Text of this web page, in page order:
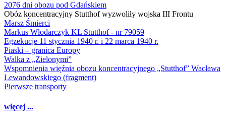
2076 dni obozu pod Gdańskiem
Obóz koncentracyjny Stutthof wyzwoliły wojska III Frontu
Marsz Śmierci
Markus Włodarczyk KL Stutthof - nr 79059
Egzekucje 11 stycznia 1940 r. i 22 marca 1940 r.
Piaski – granica Europy
Walka z „Zielonymi”
Wspomnienia więźnia obozu koncentracyjnego „Stutthof” Wacława
Lewandowskiego (fragment)
Pierwsze transporty
więcej ...